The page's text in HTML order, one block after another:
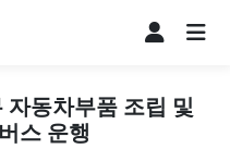
동차부품 조립 및
스 운행